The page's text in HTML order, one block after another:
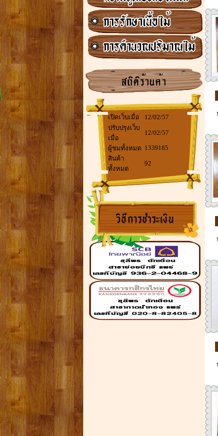
เปิดเว็บเมื่อ
12/02/57
ปรับปรุงเว็บ
เมื่อ
12/02/57
ผู้ชมทั้งหมด 1339185
สินค้า
ทั้งหมด
92